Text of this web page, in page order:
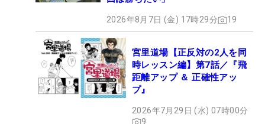
2026年8月7日 (金) 17時29分 19
宮里道場【正反対の2人を同
時レッスン編】第7話／『飛
距離アップ ＆ 正確性アッ
プ』
2026年7月29日 (水) 07時00分
9